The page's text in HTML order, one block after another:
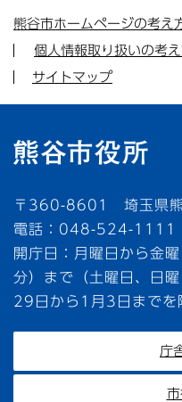
熊谷市ホームページの考え
個人情報取り扱いの考
サイトマップ
〒360-8601 埼玉県熊
電話：048-524-1111
開庁日：月曜日から金
分）まで（土曜日、日
29日から1月3日までを
庁
市